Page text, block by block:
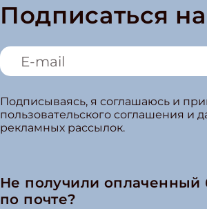
Подписаться
Подписываясь, я соглашаюсь и
пользовательского соглашения и
рекламных рассылок.
Не получили
по почте?